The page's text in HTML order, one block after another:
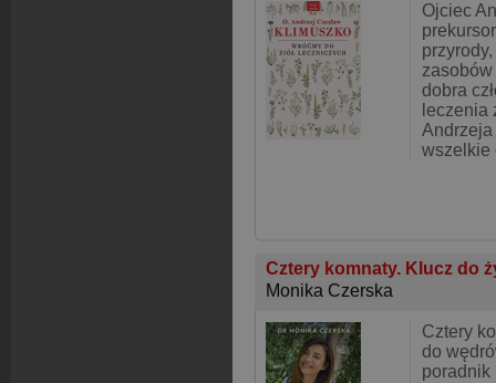
Ojciec
dobra
leczenia
Andrzeja
wszelkie
Cztery komnaty. Klucz do
Monika Czerska
Cztery
do
poradnik